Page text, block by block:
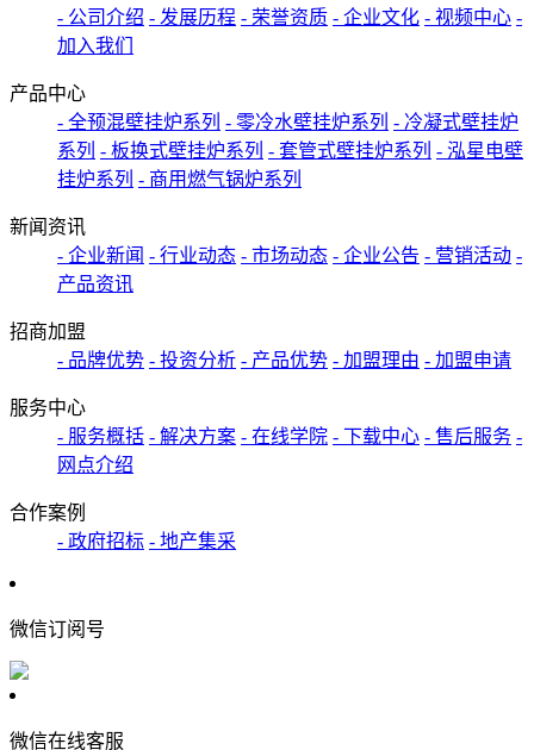
- 公司介绍 - 发展历程 - 荣誉资质 - 企业文化 - 视频中心 -
加入我们
产品中心
- 全预混壁挂炉系列 - 零冷水壁挂炉系列 - 冷凝式壁挂炉
系列 - 板换式壁挂炉系列 - 套管式壁挂炉系列 - 泓星电壁
挂炉系列 - 商用燃气锅炉系列
新闻资讯
- 企业新闻 - 行业动态 - 市场动态 - 企业公告 - 营销活动 -
产品资讯
招商加盟
- 品牌优势 - 投资分析 - 产品优势 - 加盟理由 - 加盟申请
服务中心
- 服务概括 - 解决方案 - 在线学院 - 下载中心 - 售后服务 -
网点介绍
合作案例
- 政府招标 - 地产集采
微信订阅号
微信在线客服